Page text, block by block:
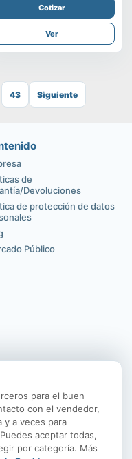
Cotizar
Ver
43 Siguiente
de
Devoluciones
de protección de datos
Público
para el buen
con el vendedor,
y a veces para
aceptar todas,
por categoría. Más